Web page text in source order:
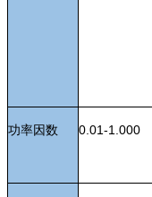
功率因数 0.01-1.000